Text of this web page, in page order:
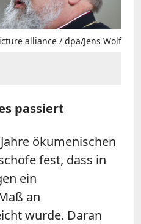
alliance / dpa/Jens Wolf
passiert
ökumenischen
fest, dass in
ein
an
wurde. Daran